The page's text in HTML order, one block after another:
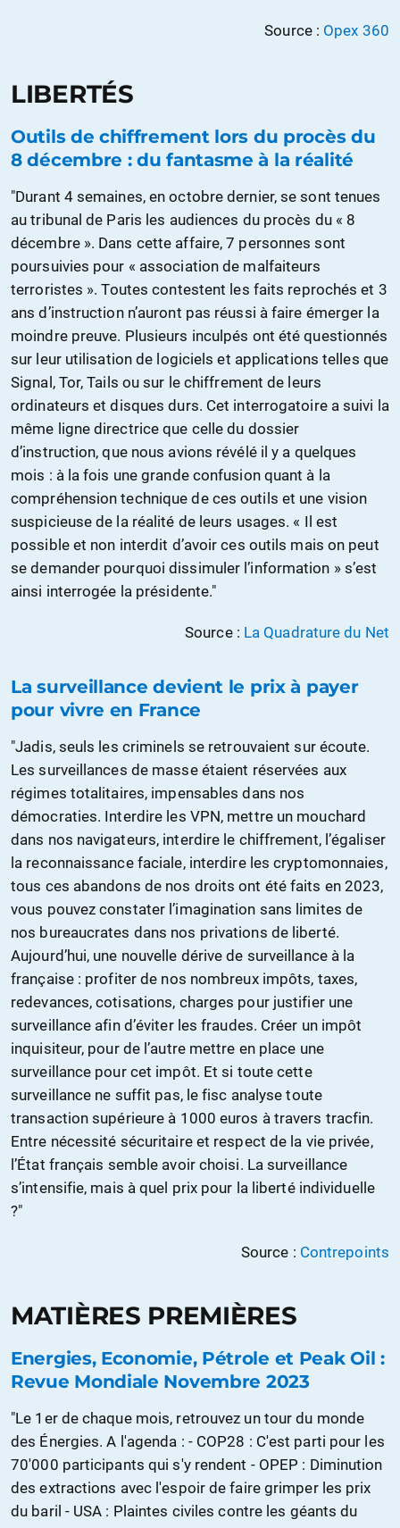
Source : Opex 360
LIBERTÉS
Outils de chiffrement lors du procès du
8 décembre : du fantasme à la réalité
"Durant 4 semaines, en octobre dernier, se sont tenues
au tribunal de Paris les audiences du procès du « 8
décembre ». Dans cette affaire, 7 personnes sont
poursuivies pour « association de malfaiteurs
terroristes ». Toutes contestent les faits reprochés et 3
ans d’instruction n’auront pas réussi à faire émerger la
moindre preuve. Plusieurs inculpés ont été questionnés
sur leur utilisation de logiciels et applications telles que
Signal, Tor, Tails ou sur le chiffrement de leurs
ordinateurs et disques durs. Cet interrogatoire a suivi la
même ligne directrice que celle du dossier
d’instruction, que nous avions révélé il y a quelques
mois : à la fois une grande confusion quant à la
compréhension technique de ces outils et une vision
suspicieuse de la réalité de leurs usages. « Il est
possible et non interdit d’avoir ces outils mais on peut
se demander pourquoi dissimuler l’information » s’est
ainsi interrogée la présidente."
Source : La Quadrature du Net
La surveillance devient le prix à payer
pour vivre en France
"Jadis, seuls les criminels se retrouvaient sur écoute.
Les surveillances de masse étaient réservées aux
régimes totalitaires, impensables dans nos
démocraties. Interdire les VPN, mettre un mouchard
dans nos navigateurs, interdire le chiffrement, l’égaliser
la reconnaissance faciale, interdire les cryptomonnaies,
tous ces abandons de nos droits ont été faits en 2023,
vous pouvez constater l’imagination sans limites de
nos bureaucrates dans nos privations de liberté.
Aujourd’hui, une nouvelle dérive de surveillance à la
française : profiter de nos nombreux impôts, taxes,
redevances, cotisations, charges pour justifier une
surveillance afin d’éviter les fraudes. Créer un impôt
inquisiteur, pour de l’autre mettre en place une
surveillance pour cet impôt. Et si toute cette
surveillance ne suffit pas, le fisc analyse toute
transaction supérieure à 1000 euros à travers tracfin.
Entre nécessité sécuritaire et respect de la vie privée,
l’État français semble avoir choisi. La surveillance
s’intensifie, mais à quel prix pour la liberté individuelle
?"
Source : Contrepoints
MATIÈRES PREMIÈRES
Energies, Economie, Pétrole et Peak Oil :
Revue Mondiale Novembre 2023
"Le 1er de chaque mois, retrouvez un tour du monde
des Énergies. A l'agenda : - COP28 : C'est parti pour les
70'000 participants qui s'y rendent - OPEP : Diminution
des extractions avec l'espoir de faire grimper les prix
du baril - USA : Plaintes civiles contre les géants du